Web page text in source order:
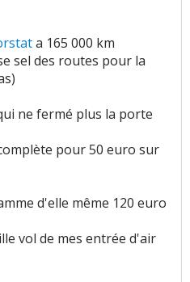
a 165 000 km
sel des routes pour la
ne fermé plus la porte
pour 50 euro sur
d'elle même 120 euro
vol de mes entrée d'air